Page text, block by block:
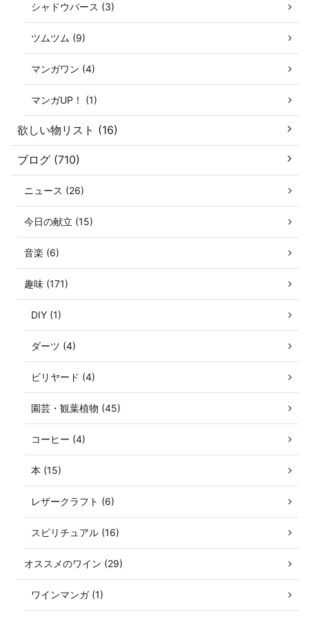
シャドウバース (3)
ツムツム (9)
マンガワン (4)
マンガUP！ (1)
欲しい物リスト (16)
ブログ (710)
ニュース (26)
今日の献立 (15)
音楽 (6)
趣味 (171)
DIY (1)
ダーツ (4)
ビリヤード (4)
園芸・観葉植物 (45)
コーヒー (4)
本 (15)
レザークラフト (6)
スピリチュアル (16)
オススメのワイン (29)
ワインマンガ (1)